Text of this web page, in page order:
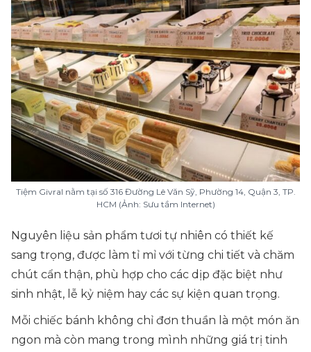
Tiệm Givral nằm tại số 316 Đường Lê Văn Sỹ, Phường 14, Quận 3, TP.
HCM (Ảnh: Sưu tầm Internet)
Nguyên liệu sản phẩm tươi tự nhiên có thiết kế
sang trọng, được làm tỉ mỉ với từng chi tiết và chăm
chút cẩn thận, phù hợp cho các dịp đặc biệt như
sinh nhật, lễ kỷ niệm hay các sự kiện quan trọng.
Mỗi chiếc bánh không chỉ đơn thuần là một món ăn
ngon mà còn mang trong mình những giá trị tinh